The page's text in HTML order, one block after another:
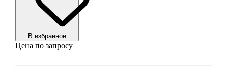
В избранноe
Цена по запросу